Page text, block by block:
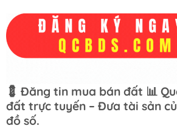
💈 Đăng tin mua bán đất 📊
đất trực tuyến – Đưa tài sản
đồ số.